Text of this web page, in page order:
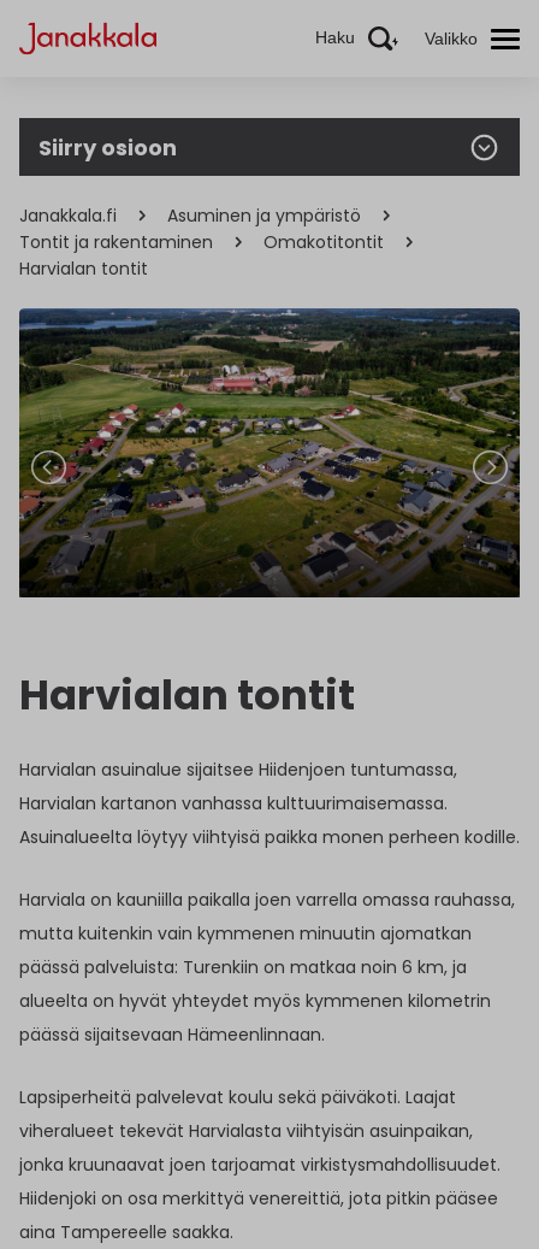
Haku Valikko
Siirry osioon
Janakkala.fi
Asuminen ja ympäristö
Tontit ja rakentaminen
Omakotitontit
Harvialan tontit
Harvialan tontit
Harvialan asuinalue sijaitsee Hiidenjoen tuntumassa,
Harvialan kartanon vanhassa kulttuurimaisemassa.
Asuinalueelta löytyy viihtyisä paikka monen perheen kodille.
Harviala on kauniilla paikalla joen varrella omassa rauhassa,
mutta kuitenkin vain kymmenen minuutin ajomatkan
päässä palveluista: Turenkiin on matkaa noin 6 km, ja
alueelta on hyvät yhteydet myös kymmenen kilometrin
päässä sijaitsevaan Hämeenlinnaan.
Lapsiperheitä palvelevat koulu sekä päiväkoti. Laajat
viheralueet tekevät Harvialasta viihtyisän asuinpaikan,
jonka kruunaavat joen tarjoamat virkistysmahdollisuudet.
Hiidenjoki on osa merkittyä venereittiä, jota pitkin pääsee
aina Tampereelle saakka.